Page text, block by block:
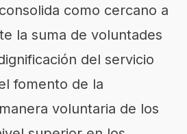
como cercano a
la suma de voluntades
del servicio
fomento de la
voluntaria de los